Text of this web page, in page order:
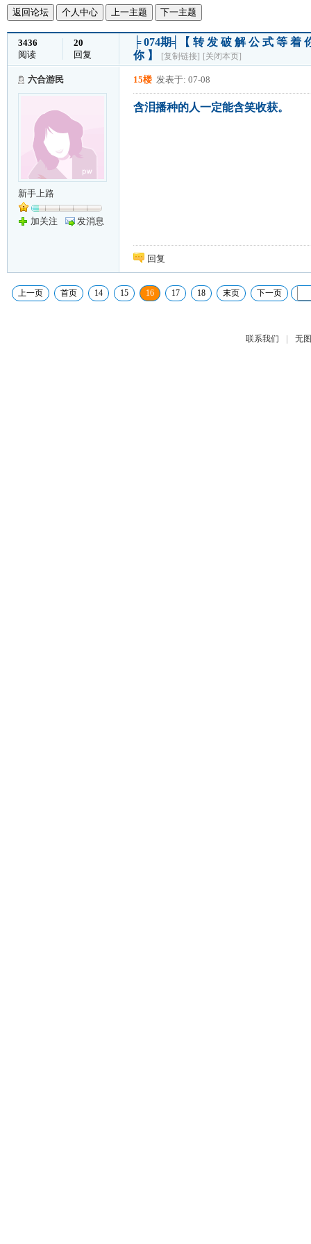
返回论坛 个人中心 上一主题 下一主题
3436
阅读
20
回复
╞ 074期╡【 转 发 破 解 公 式 等
你 】
[复制链接] [关闭本页]
六合游民
新手上路
加关注 发消息
15楼 发表于: 07-08
含泪播种的人一定能含笑收获。
回复
上一页 首页 14 15 16 17 18 末页 下一页
联系我们 | 无